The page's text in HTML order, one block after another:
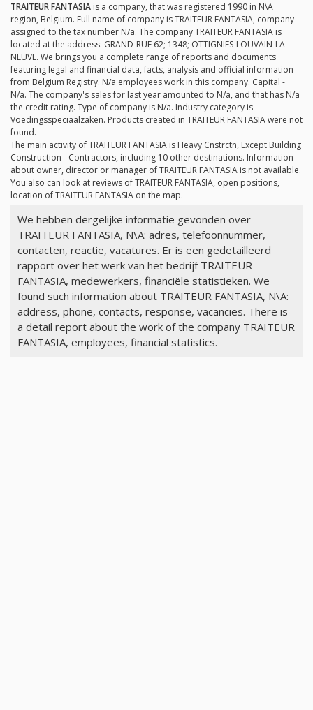
TRAITEUR FANTASIA is a company, that was registered 1990 in N\A
region, Belgium. Full name of company is TRAITEUR FANTASIA, company
assigned to the tax number N/a. The company TRAITEUR FANTASIA is
located at the address: GRAND-RUE 62; 1348; OTTIGNIES-LOUVAIN-LA-
NEUVE. We brings you a complete range of reports and documents
featuring legal and financial data, facts, analysis and official information
from Belgium Registry. N/a employees work in this company. Capital -
N/a. The company's sales for last year amounted to N/a, and that has N/a
the credit rating. Type of company is N/a. Industry category is
Voedingsspeciaalzaken. Products created in TRAITEUR FANTASIA were not
found.
The main activity of TRAITEUR FANTASIA is Heavy Cnstrctn, Except Building
Construction - Contractors, including 10 other destinations. Information
about owner, director or manager of TRAITEUR FANTASIA is not available.
You also can look at reviews of TRAITEUR FANTASIA, open positions,
location of TRAITEUR FANTASIA on the map.
We hebben dergelijke informatie gevonden over
TRAITEUR FANTASIA, N\A: adres, telefoonnummer,
contacten, reactie, vacatures. Er is een gedetailleerd
rapport over het werk van het bedrijf TRAITEUR
FANTASIA, medewerkers, financiële statistieken. We
found such information about TRAITEUR FANTASIA, N\A:
address, phone, contacts, response, vacancies. There is
a detail report about the work of the company TRAITEUR
FANTASIA, employees, financial statistics.